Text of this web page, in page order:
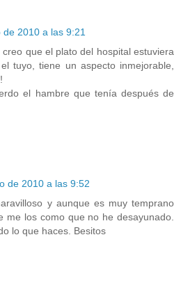
2010 a las 9:21
que el plato del hospital estuviera
tuyo, tiene un aspecto inmejorable,
el hambre que tenía después de
de 2010 a las 9:52
y aunque es muy temprano
me los como que no he desayunado.
lo que haces. Besitos